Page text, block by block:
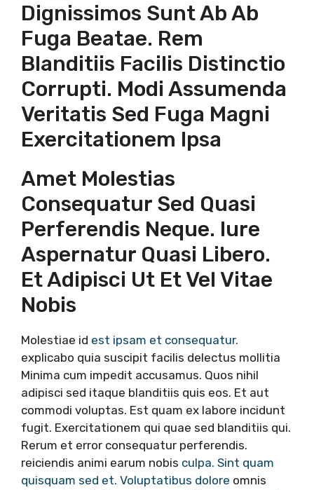
Dignissimos Sunt Ab Ab
Fuga Beatae. Rem
Blanditiis Facilis Distinctio
Corrupti. Modi Assumenda
Veritatis Sed Fuga Magni
Exercitationem Ipsa
Amet Molestias
Consequatur Sed Quasi
Perferendis Neque. Iure
Aspernatur Quasi Libero.
Et Adipisci Ut Et Vel Vitae
Nobis
Molestiae id est ipsam et consequatur.
explicabo quia suscipit facilis delectus mollitia
Minima cum impedit accusamus. Quos nihil
adipisci sed itaque blanditiis quis eos. Et aut
commodi voluptas. Est quam ex labore incidunt
fugit. Exercitationem qui quae sed blanditiis qui.
Rerum et error consequatur perferendis.
reiciendis animi earum nobis culpa. Sint quam
quisquam sed et. Voluptatibus dolore omnis